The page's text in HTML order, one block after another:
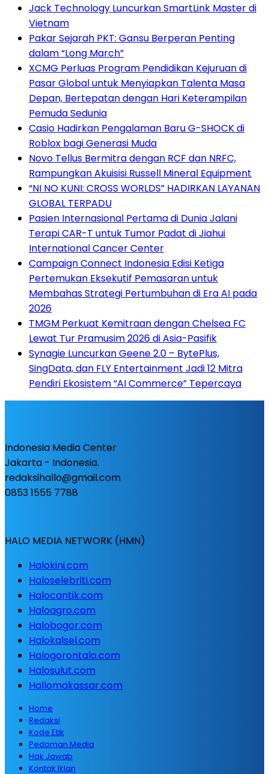
Jack Technology Luncurkan SmartLink Master di
Vietnam
Pakar Sejarah PKT: Gansu Berperan Penting
dalam “Long March”
XCMG Perluas Program Pendidikan Kejuruan di
Pasar Global untuk Menyiapkan Talenta Masa
Depan, Bertepatan dengan Hari Keterampilan
Pemuda Sedunia
Casio Hadirkan Pengalaman Baru G-SHOCK di
Roblox bagi Generasi Muda
Novo Tellus Bermitra dengan RCF dan NRFC,
Rampungkan Akuisisi Russell Mineral Equipment
“NI NO KUNI: CROSS WORLDS” HADIRKAN LAYANAN
GLOBAL TERPADU
Pasien Internasional Pertama di Dunia Jalani
Terapi CAR-T untuk Tumor Padat di Jiahui
International Cancer Center
Campaign Connect Indonesia Edisi Ketiga
Pertemukan Eksekutif Pemasaran untuk
Membahas Strategi Pertumbuhan di Era AI pada
2026
TMGM Perkuat Kemitraan dengan Chelsea FC
Lewat Tur Pramusim 2026 di Asia-Pasifik
Synagie Luncurkan Geene 2.0 – BytePlus,
SingData, dan FLY Entertainment Jadi 12 Mitra
Pendiri Ekosistem “AI Commerce” Tepercaya
Indonesia Media Center
Jakarta - Indonesia.
redaksihallo@gmail.com
0853 1555 7788
HALO MEDIA NETWORK (HMN)
Halokini.com
Haloselebriti.com
Halocantik.com
Haloagro.com
Halobogor.com
Halokalsel.com
Halogorontalo.com
Halosulut.com
Hallomakassar.com
Home
Redaksi
Kode Etik
Pedoman Media
Hak Jawab
Kontak Iklan